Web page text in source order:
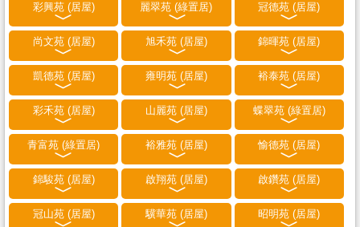
彩興苑 (居屋) 麗翠苑 (綠置居) 冠德苑 (居屋)
尚文苑 (居屋) 旭禾苑 (居屋) 錦暉苑 (居屋)
凱德苑 (居屋) 雍明苑 (居屋) 裕泰苑 (居屋)
彩禾苑 (居屋) 山麗苑 (居屋) 蝶翠苑 (綠置居)
青富苑 (綠置居) 裕雅苑 (居屋) 愉德苑 (居屋)
錦駿苑 (居屋) 啟翔苑 (居屋) 啟鑽苑 (居屋)
冠山苑 (居屋) 驥華苑 (居屋) 昭明苑 (居屋)